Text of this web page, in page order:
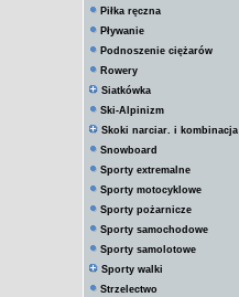
Piłka ręczna
Pływanie
Podnoszenie ciężarów
Rowery
Siatkówka
Ski-Alpinizm
Skoki narciar. i kombinacja
Snowboard
Sporty extremalne
Sporty motocyklowe
Sporty pożarnicze
Sporty samochodowe
Sporty samolotowe
Sporty walki
Strzelectwo